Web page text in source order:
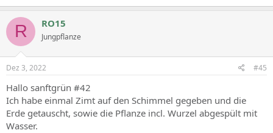
R RO15
Jungpflanze
Dez 3, 2022 #45
Hallo sanftgrün #42
Ich habe einmal Zimt auf den Schimmel gegeben und die
Erde getauscht, sowie die Pflanze incl. Wurzel abgespült mit
Wasser.